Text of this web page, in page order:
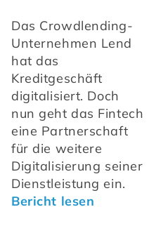
Das Crowdlending-
Unternehmen Lend
hat das
Kreditgeschäft
digitalisiert. Doch
nun geht das Fintech
eine Partnerschaft
für die weitere
Digitalisierung seiner
Bericht lesen